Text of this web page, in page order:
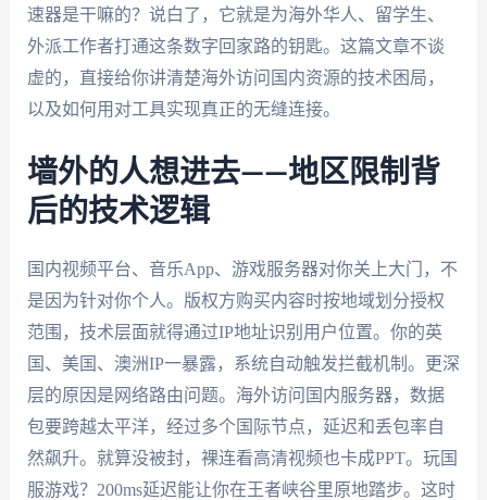
速器是干嘛的？说白了，它就是为海外华人、留学生、
外派工作者打通这条数字回家路的钥匙。这篇文章不谈
虚的，直接给你讲清楚海外访问国内资源的技术困局，
以及如何用对工具实现真正的无缝连接。
墙外的人想进去——地区限制背
后的技术逻辑
国内视频平台、音乐App、游戏服务器对你关上大门，不
是因为针对你个人。版权方购买内容时按地域划分授权
范围，技术层面就得通过IP地址识别用户位置。你的英
国、美国、澳洲IP一暴露，系统自动触发拦截机制。更深
层的原因是网络路由问题。海外访问国内服务器，数据
包要跨越太平洋，经过多个国际节点，延迟和丢包率自
然飙升。就算没被封，裸连看高清视频也卡成PPT。玩国
服游戏？200ms延迟能让你在王者峡谷里原地踏步。这时